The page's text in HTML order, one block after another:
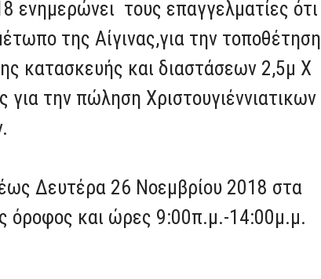
ενημερώνει τους επαγγελματίες ότι
της Αίγινας,για την τοποθέτηση
κατασκευής και διαστάσεων 2,5μ Χ
την πώληση Χριστουγιέννιατικων
Δευτέρα 26 Νοεμβρίου 2018 στα
όροφος και ώρες 9:00π.μ.-14:00μ.μ.